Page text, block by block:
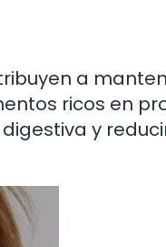
a
ricos en
y